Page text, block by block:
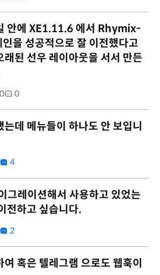
안에 XE1.11.6 에서 Rhymix-
을 성공적으로 잘 이전했다고
된 선우 레이아웃을 서서 만든
0 0
데 메뉴들이 하나도 안 보입니
4
그레이션해서 사용하고 있었는
전하고 싶습니다.
2
혹은 텔레그램 으로도 웹훅이